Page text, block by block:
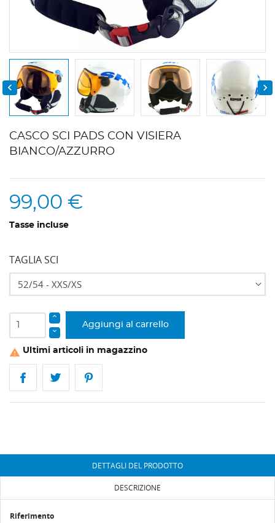
 
CASCO SCI PADS CON VISIERA
BIANCO/AZZURRO
99,00 €
Tasse incluse
TAGLIA SCI
Aggiungi al carrello
 Ultimi articoli in magazzino
DETTAGLI DEL PRODOTTO
DESCRIZIONE
Riferimento